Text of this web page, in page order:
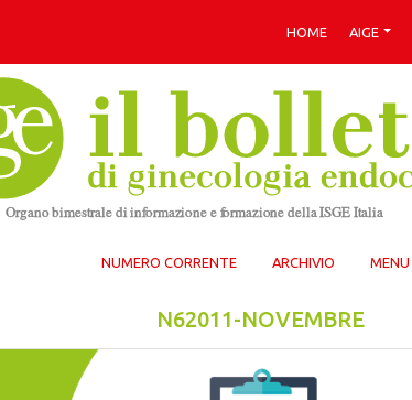
HOME AIGE
NUMERO CORRENTE ARCHIVIO MENU
N62011-NOVEMBRE